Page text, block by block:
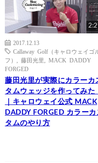
2017.12.13
Callaway Golf（キャロウェイゴ
フ）
藤田光里
MACK DADDY
FORGED
藤田光里が実際にカラーカ
タムウェッジを作ってみた
｜キャロウェイ公式 MACK
DADDY FORGED カラーカ
タムのやり方